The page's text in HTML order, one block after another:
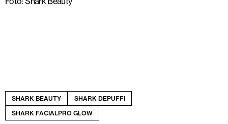
SHARK BEAUTY
SHARK DEPUFFI
SHARK FACIALPRO GLOW